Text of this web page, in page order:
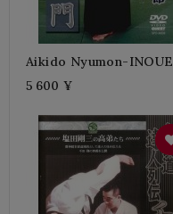
Aikido Nyumon-INOUE
Kyoichi
5 600 ¥